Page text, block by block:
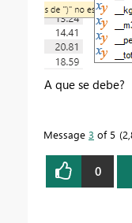
A que se debe?
Message 3 of 5
0